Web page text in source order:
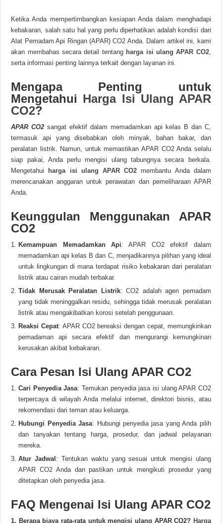
Ketika Anda mempertimbangkan kesiapan Anda dalam menghadapi
kebakaran, salah satu hal yang perlu diperhatikan adalah kondisi dari
Alat Pemadam Api Ringan (APAR) CO2 Anda. Dalam artikel ini, kami
akan membahas secara detail tentang harga isi ulang APAR CO2,
serta informasi penting lainnya terkait dengan layanan ini.
Mengapa Penting untuk
Mengetahui Harga Isi Ulang APAR
CO2?
APAR CO2 sangat efektif dalam memadamkan api kelas B dan C,
termasuk api yang disebabkan oleh minyak, bahan bakar, dan
peralatan listrik. Namun, untuk memastikan APAR CO2 Anda selalu
siap pakai, Anda perlu mengisi ulang tabungnya secara berkala.
Mengetahui
harga isi ulang APAR CO2 membantu Anda dalam
merencanakan anggaran untuk perawatan dan pemeliharaan APAR
Anda.
Keunggulan Menggunakan APAR
CO2
Kemampuan Memadamkan Api: APAR CO2 efektif dalam
memadamkan api kelas B dan C, menjadikannya pilihan yang ideal
untuk lingkungan di mana terdapat risiko kebakaran dari peralatan
listrik atau cairan mudah terbakar.
Tidak Merusak Peralatan Listrik: CO2 adalah agen pemadam
yang tidak meninggalkan residu, sehingga tidak merusak peralatan
listrik atau mengakibatkan korosi setelah penggunaan.
Reaksi Cepat: APAR CO2 bereaksi dengan cepat, memungkinkan
pemadaman api secara efektif dan mengurangi kemungkinan
kerusakan akibat kebakaran.
Cara Pesan Isi Ulang APAR CO2
Cari Penyedia Jasa: Temukan penyedia jasa isi ulang APAR CO2
terpercaya di wilayah Anda melalui internet, direktori bisnis, atau
rekomendasi dari teman atau keluarga.
Hubungi Penyedia Jasa: Hubungi penyedia jasa yang Anda pilih
dan tanyakan tentang harga, prosedur, dan jadwal pelayanan
mereka.
Atur Jadwal : Tentukan waktu yang sesuai untuk mengisi ulang
APAR CO2 Anda dan pastikan untuk mengikuti prosedur yang
ditetapkan oleh penyedia jasa.
FAQ Mengenai Isi Ulang APAR CO2
1. Berapa biaya rata-rata untuk mengisi ulang APAR CO2? Harga